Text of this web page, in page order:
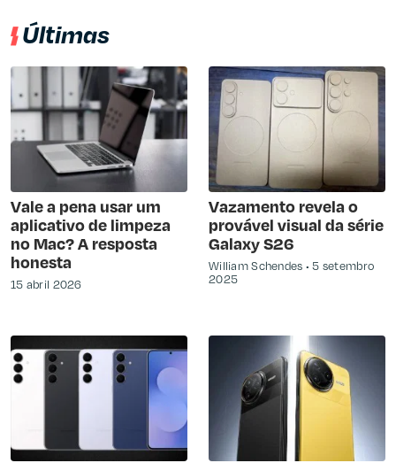
Últimas
Vale a pena usar um
aplicativo de limpeza
no Mac? A resposta
honesta
15 abril 2026
Vazamento revela o
provável visual da série
Galaxy S26
William Schendes
5 setembro
2025